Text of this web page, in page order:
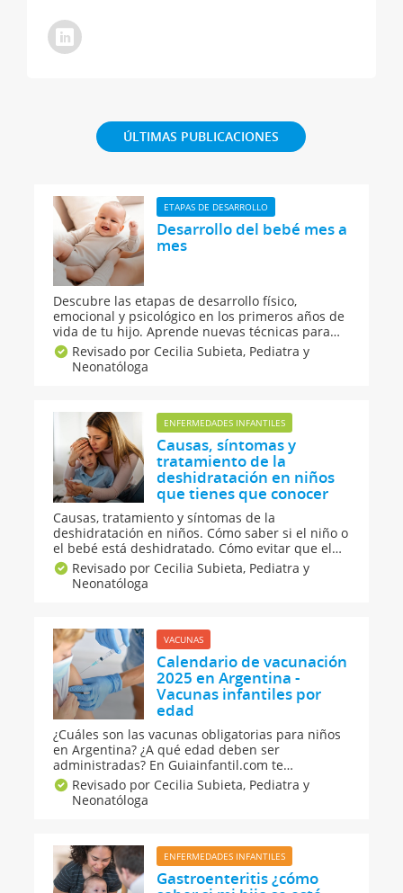
ÚLTIMAS PUBLICACIONES
ETAPAS DE DESARROLLO
Desarrollo del bebé mes a
mes
Descubre las etapas de desarrollo físico,
emocional y psicológico en los primeros años de
vida de tu hijo. Aprende nuevas técnicas para
estimular a tu bebé y guíalo en su desarrollo
mes a mes. GuiaInfantil.com hace un recorrido
sobre las etapas evolutivas del desarrollo de tu
Revisado por Cecilia Subieta, Pediatra y
Neonatóloga
ENFERMEDADES INFANTILES
Causas, síntomas y
tratamiento de la
deshidratación en niños
que tienes que conocer
Causas, tratamiento y síntomas de la
deshidratación en niños. Cómo saber si el niño o
el bebé está deshidratado. Cómo evitar que el
bebé o niño se deshidraten. Te enseñamos
cómo elaborar un suero oral en casa para los
niños y toda la familia. Medidas para prevenir la
Revisado por Cecilia Subieta, Pediatra y
Neonatóloga
VACUNAS
Calendario de vacunación
2025 en Argentina -
Vacunas infantiles por
edad
¿Cuáles son las vacunas obligatorias para niños
en Argentina? ¿A qué edad deben ser
administradas? En Guiainfantil.com te
proporcionamos el calendario de vacunación
infantil en Argentina en 2025. Estas son las
vacunas que deberás ponerle a tu hijo desde
Argentina.
Revisado por Cecilia Subieta, Pediatra y
Neonatóloga
ENFERMEDADES INFANTILES
Gastroenteritis ¿cómo